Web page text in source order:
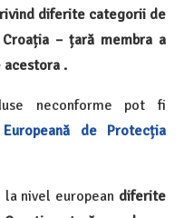
diferite categorii de
– țară membra a
acestora .
neconforme pot fi
de Protecția
nivel european diferite